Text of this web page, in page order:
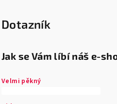
Dotazník
Jak se Vám líbí náš e-
Velmi pěkný